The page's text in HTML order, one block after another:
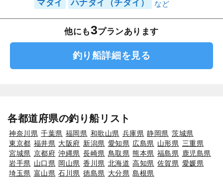
マダイ ハナダイ（チダイ）
3
釣り船詳細を見る
各都道府県の釣り船リスト
神奈川県 千葉県 福岡県 和歌山県 兵庫県 静岡県 茨城県
東京都 福井県 大阪府 新潟県 愛知県 広島県 山形県
三重県
宮城県
京都府 沖縄県 長崎県 鳥取県 熊本県 福島県 鹿児島県
岩手県 山口県 岡山県 香川県 北海道 高知県